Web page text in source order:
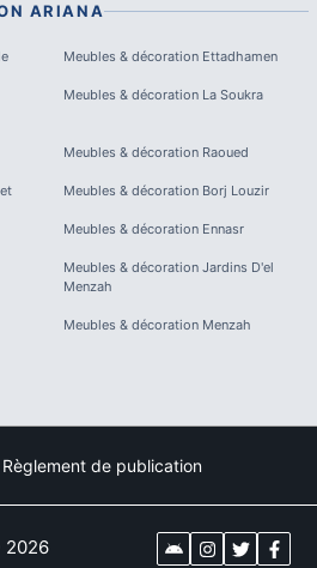
ARIANA
Meubles & décoration Ettadhamen
Meubles & décoration La Soukra
Meubles & décoration Raoued
Meubles & décoration Borj Louzir
Meubles & décoration Ennasr
Meubles & décoration Jardins D'el
Menzah
Meubles & décoration Menzah
Règlement de publication
2026